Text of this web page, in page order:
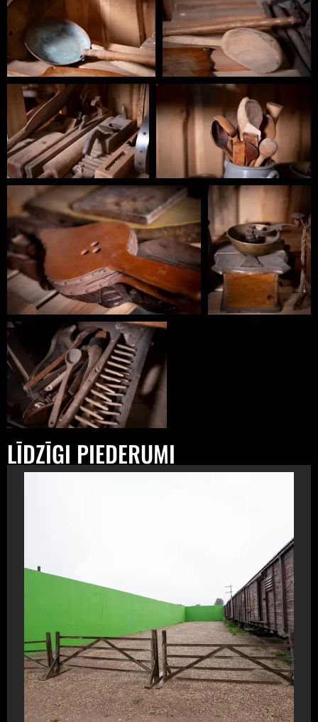
LĪDZĪGI PIEDERUMI